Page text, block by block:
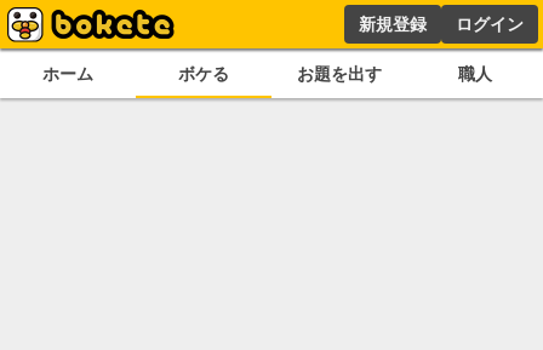
新規登録 ログイン
ホーム ボケる お題を出す 職人